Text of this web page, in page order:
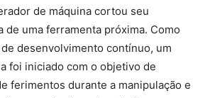
de máquina cortou seu
de uma ferramenta próxima. Como
desenvolvimento contínuo, um
foi iniciado com o objetivo de
ferimentos durante a manipulação e